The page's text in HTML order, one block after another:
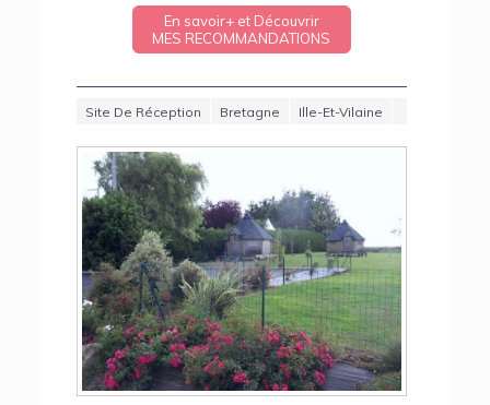
En savoir+ et Découvrir
MES RECOMMANDATIONS
Site De Réception Bretagne Ille-Et-Vilaine